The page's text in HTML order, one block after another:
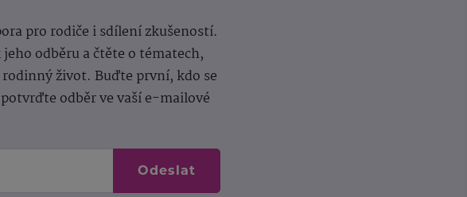
pro rodiče i sdílení zkušeností.
odběru a čtěte o tématech,
život. Buďte první, kdo se
odběr ve vaší e-mailové
Odeslat